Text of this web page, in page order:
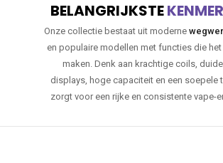
BELANGRIJKSTE
Onze collectie bestaat uit moderne
en populaire modellen met functies die het
maken. Denk aan krachtige coils,
displays, hoge capaciteit en een soepele
zorgt voor een rijke en consistente vape-